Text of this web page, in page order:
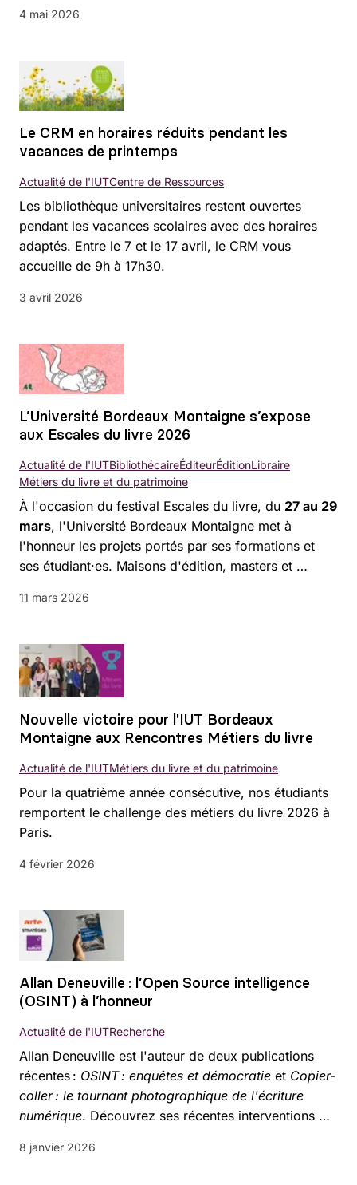
4 mai 2026
Le CRM en horaires réduits pendant les
vacances de printemps
Les bibliothèque universitaires restent ouvertes
pendant les vacances scolaires avec des horaires
adaptés. Entre le 7 et le 17 avril, le CRM vous
accueille de 9h à 17h30.
Actualité de l'IUTCentre de Ressources
3 avril 2026
L’Université Bordeaux Montaigne s’expose
aux Escales du livre 2026
À l'occasion du festival Escales du livre, du 27 au 29
mars, l'Université Bordeaux Montaigne met à
l'honneur les projets portés par ses formations et
ses étudiant·es. Maisons d'édition, masters et …
Actualité de l'IUTBibliothécaireÉditeurÉditionLibraire
Métiers du livre et du patrimoine
11 mars 2026
Nouvelle victoire pour l'IUT Bordeaux
Montaigne aux Rencontres Métiers du livre
Pour la quatrième année consécutive, nos étudiants
remportent le challenge des métiers du livre 2026 à
Paris.
Actualité de l'IUTMétiers du livre et du patrimoine
4 février 2026
Allan Deneuville : l’Open Source intelligence
(OSINT) à l’honneur
Allan Deneuville est l'auteur de deux publications
récentes : OSINT : enquêtes et démocratie et Copier-
coller : le tournant photographique de l'écriture
numérique. Découvrez ses récentes interventions …
Actualité de l'IUTRecherche
8 janvier 2026